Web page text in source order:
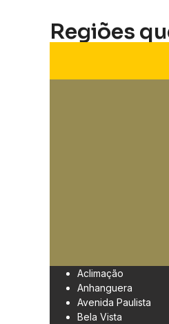
Regiões
Aclimação
Anhanguera
Avenida Paulista
Bela Vista